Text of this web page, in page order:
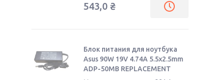
543,0 ₴
Блок питания для ноутбука
Asus 90W 19V 4.74A 5.5x2.5mm
ADP-50MB REPLACEMENT